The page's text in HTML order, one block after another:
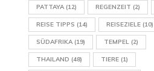
PATTAYA(12) REGENZEIT (2)
REISE TIPPS (14) REISEZIELE (10)
SÜDAFRIKA(19) TEMPEL (2)
THAILAND (48) TIERE (1)